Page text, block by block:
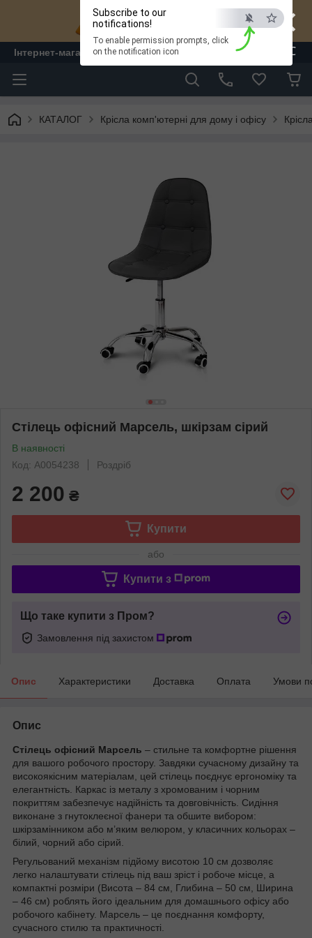
×
ESC
Subscribe to our
notifications!
To enable permission prompts, click
on the notification icon
Інтернет-магазин "ЛАМ" - меблі
КАТАЛОГ Крісла комп'ютерні для дому і офісу
Стілець офісний Марсель, шкірзам сірий
В наявності
Код: А0054238
Роздріб
2 200 ₴
Купити
або
Купити з
Що таке купити з Пром?
Замовлення під захистом
Опис Характеристики Доставка Оплата Умови
Опис
Стілець офісний Марсель – стильне та комфортне рішення
для вашого робочого простору. Завдяки сучасному дизайну та
високоякісним матеріалам, цей стілець поєднує ергономіку та
елегантність. Каркас із металу з хромованим і чорним
покриттям забезпечує надійність та довговічність. Сидіння
виконане з гнутоклеєної фанери та обшите вибором:
шкірзамінником або м’яким велюром, у класичних кольорах –
білий, чорний або сірий.
Регульований механізм підйому висотою 10 см дозволяє
легко налаштувати стілець під ваш зріст і робоче місце, а
компактні розміри (Висота – 84 см, Глибина – 50 см, Ширина
– 46 см) роблять його ідеальним для домашнього офісу або
робочого кабінету. Марсель – це поєднання комфорту,
сучасного стилю та практичності.